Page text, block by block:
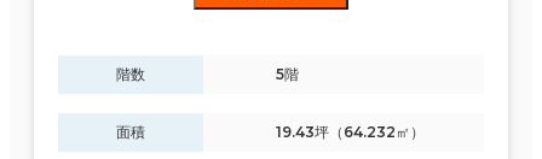
階数 5階
面積 19.43坪（64.232㎡）